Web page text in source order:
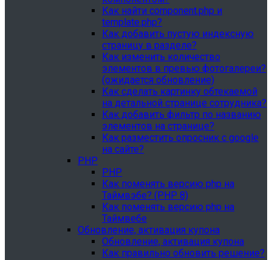
Как найти component.php и
template.php?
Как добавить пустую индексную
страницу в разделе?
Как изменить количество
элементов в превью фотогалереи?
(ожидается обновление)
Как сделать картинку обтекаемой
на детальной странице сотрудника?
Как добавить фильтр по названию
элементов на странице?
Как разместить опросник с google
на сайте?
PHP
PHP
Как поменять версию php на
Таймвэбе? (PHP 8)
Как поменять версию php на
Таймвебе
Обновление, активация купона
Обновление, активация купона
Как правильно обновить решение?